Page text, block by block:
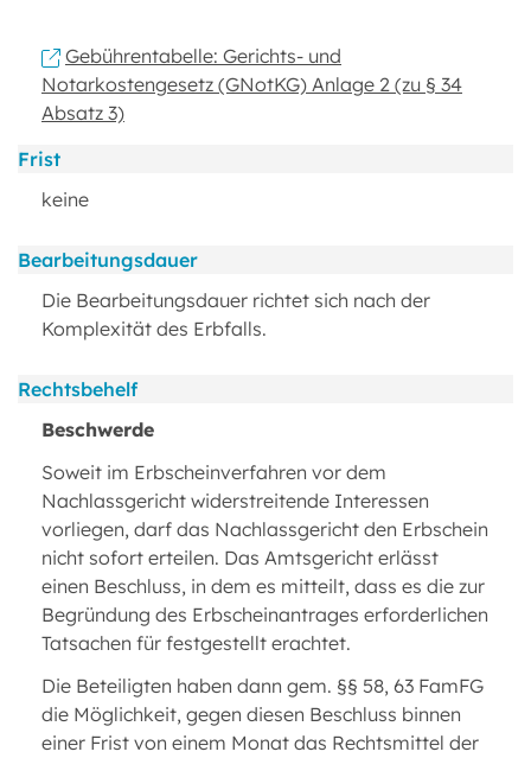
Gebührentabelle: Gerichts- und
Notarkostengesetz (GNotKG) Anlage 2 (zu § 34
Absatz 3)
Frist
keine
Bearbeitungsdauer
Die Bearbeitungsdauer richtet sich nach der
Komplexität des Erbfalls.
Rechtsbehelf
Beschwerde
Soweit im Erbscheinverfahren vor dem
Nachlassgericht widerstreitende Interessen
vorliegen, darf das Nachlassgericht den Erbschein
nicht sofort erteilen. Das Amtsgericht erlässt
einen Beschluss, in dem es mitteilt, dass es die zur
Begründung des Erbscheinantrages erforderlichen
Tatsachen für festgestellt erachtet.
Die Beteiligten haben dann gem. §§ 58, 63 FamFG
die Möglichkeit, gegen diesen Beschluss binnen
einer Frist von einem Monat das Rechtsmittel der